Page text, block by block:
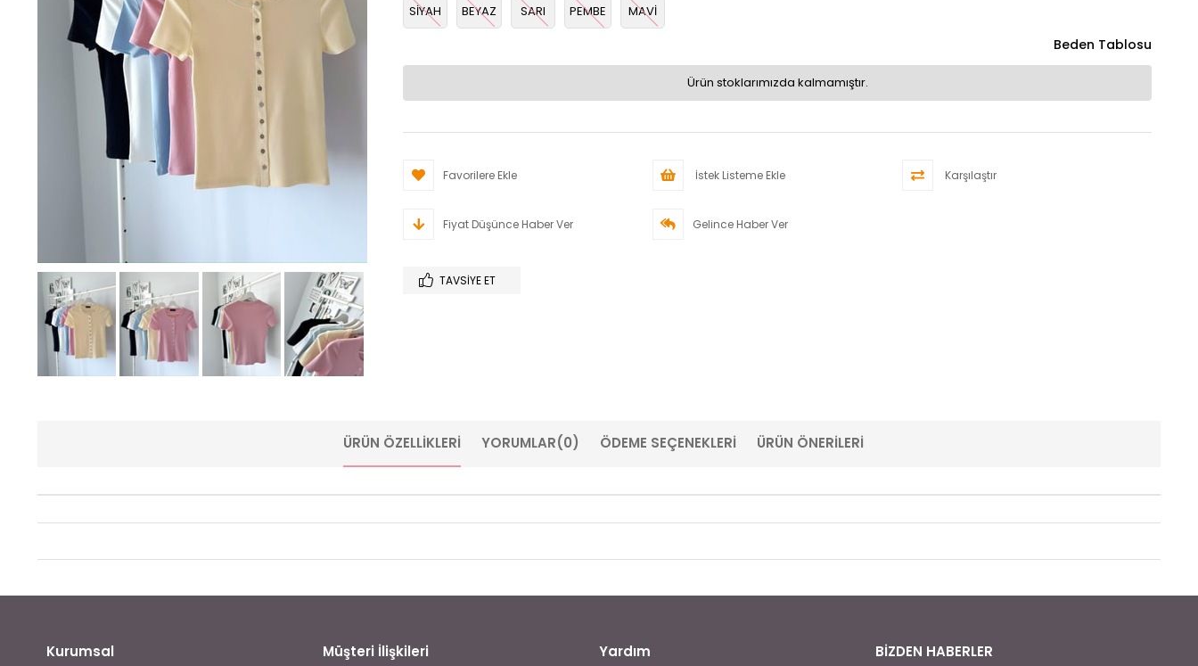
SİYAH BEYAZ SARI PEMBE MAVİ
Beden Tablosu
Ürün stoklarımızda kalmamıştır.
Favorilere Ekle İstek Listeme Ekle Karşılaştır
Fiyat Düşünce Haber Ver Gelince Haber Ver
TAVSIYE ET
ÜRÜN ÖZELLIKLERI YORUMLAR(0) ÖDEME SEÇENEKLERI ÜRÜN ÖNERILERI
Kurumsal Müşteri İlişkileri Yardım BİZDEN HABERLER